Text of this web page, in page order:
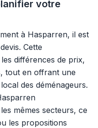
votre
à Hasparren, il est
Cette
différences de prix,
tout en offrant une
des déménageurs.
mêmes secteurs, ce
les propositions